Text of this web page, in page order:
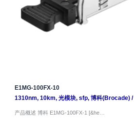
E1MG-100FX-10
1310nm, 10km, 光模块, sfp, 博科(Brocade)/
产品概述 博科 E1MG-100FX-1 [&he…